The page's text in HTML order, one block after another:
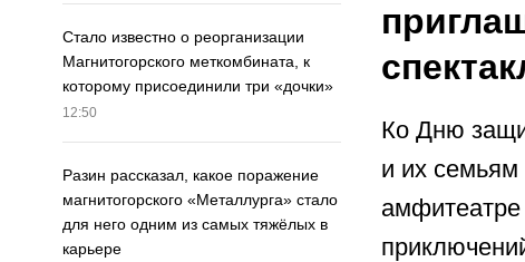
Стало известно о реорганизации
Магнитогорского меткомбината, к
которому присоединили три «дочки»
12:50
Разин рассказал, какое поражение
магнитогорского «Металлурга» стало
для него одним из самых тяжёлых в
карьере
Ко Дню
и их
амфитеатре